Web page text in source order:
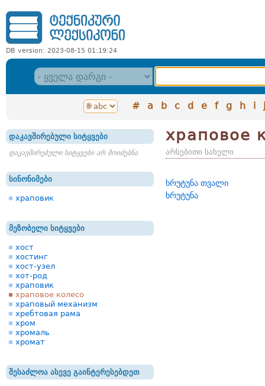
DB version: 2023-08-15 01:19:24
# a b c d e f g h i j
დაკავშირებული სიტყვები
დაკავშირებული სიტყვები არ მოიძებნა
სინონიმები
храповик
მეზობელი სიტყვები
хост
хостинг
хост-узел
хот-род
храповик
храповое колесо
храповый механизм
хребтовая рама
хром
хромаль
хромат
შესაძლოა ასევე გაინტერესებდეთ
храповое
არსებითი სახელი
ხრუტუნა თვალი
ხრუტუნა